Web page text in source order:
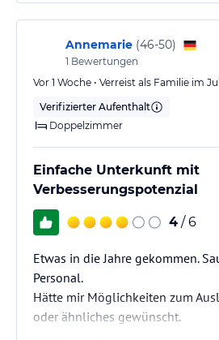
Annemarie (46-50)
1 Bewertungen
Vor 1 Woche • Verreist als Familie im
Verifizierter Aufenthalt
Doppelzimmer
Einfache Unterkunft mit
Verbesserungspotenzial
4 / 6
Etwas in die Jahre gekommen.
Personal.
Hätte mir Möglichkeiten zum
oder ähnliches gewünscht.